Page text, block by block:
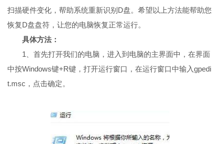
扫描硬件变化，帮助系统重新识别D盘。希望以上方法能帮助您
恢复D盘盘符，让您的电脑恢复正常运行。
具体方法：
1、首先打开我们的电脑，进入到电脑的主界面中，在界面
中按Windows键+R键，打开运行窗口，在运行窗口中输入gpedi
t.msc，点击确定。